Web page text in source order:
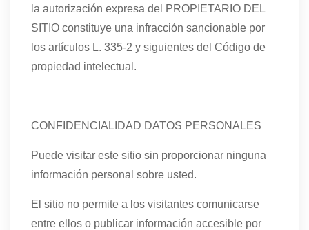
la autorización expresa del PROPIETARIO DEL
SITIO constituye una infracción sancionable por
los artículos L. 335-2 y siguientes del Código de
propiedad intelectual.
CONFIDENCIALIDAD DATOS PERSONALES
Puede visitar este sitio sin proporcionar ninguna
información personal sobre usted.
El sitio no permite a los visitantes comunicarse
entre ellos o publicar información accesible por